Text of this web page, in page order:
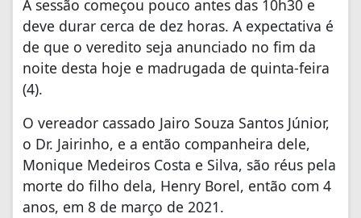
A sessão começou pouco antes das 10h30 e
deve durar cerca de dez horas. A expectativa é
de que o veredito seja anunciado no fim da
noite desta hoje e madrugada de quinta-feira
(4).
O vereador cassado Jairo Souza Santos Júnior,
o Dr. Jairinho, e a então companheira dele,
Monique Medeiros Costa e Silva, são réus pela
morte do filho dela, Henry Borel, então com 4
anos, em 8 de março de 2021.